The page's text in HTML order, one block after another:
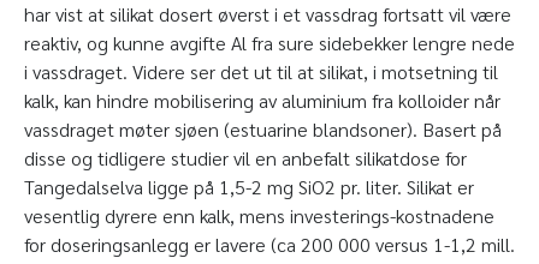
har vist at silikat dosert øverst i et vassdrag fortsatt vil være
reaktiv, og kunne avgifte Al fra sure sidebekker lengre nede
i vassdraget. Videre ser det ut til at silikat, i motsetning til
kalk, kan hindre mobilisering av aluminium fra kolloider når
vassdraget møter sjøen (estuarine blandsoner). Basert på
disse og tidligere studier vil en anbefalt silikatdose for
Tangedalselva ligge på 1,5-2 mg SiO2 pr. liter. Silikat er
vesentlig dyrere enn kalk, mens investerings-kostnadene
for doseringsanlegg er lavere (ca 200 000 versus 1-1,2 mill.